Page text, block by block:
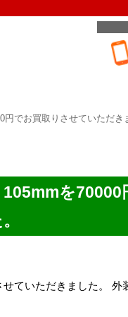
でお買取りさせていただき
を
ていただきました。